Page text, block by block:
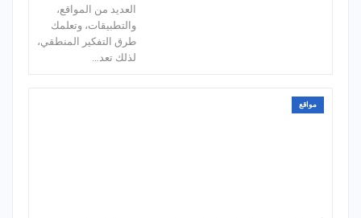
العديد من المواقع،
والتطبيقات، وتعلمك
طرق التفكير المنطقي،
لذلك تعد…
مواقع